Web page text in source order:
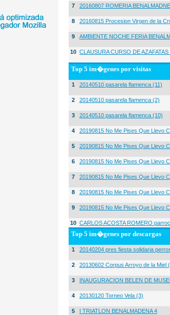
7 20160807 ROMERIA
8 20160815 Procesion Virgen de la
9 AMBIENTE NOCHE FERIA
10 CLAUSURA CURSO DE AZAFATAS
Top 5 im�genes por visitas
1 20140510 pasarela flamenca (11)
2 20140510 pasarela flamenca (2)
3 20140510 pasarela flamenca (10)
4 20190815 No Me Pises Que Llevo
5 20190815 No Me Pises Que Llevo
6 20190815 No Me Pises Que Llevo
7 20190815 No Me Pises Que Llevo
8 20190815 No Me Pises Que Llevo
9 20190815 No Me Pises Que Llevo
10 CARLOS ACOSTA ROMERO
Top 5 im�genes por descargas
1 20140204 pres fiesta solidaria
2 20130602 Corpus Arroyo de la Miel
3 INAUGURACION BELEN DE
4 20130120 Torneo Vela (3)
5 I TRIATLON BENALMADENA 4